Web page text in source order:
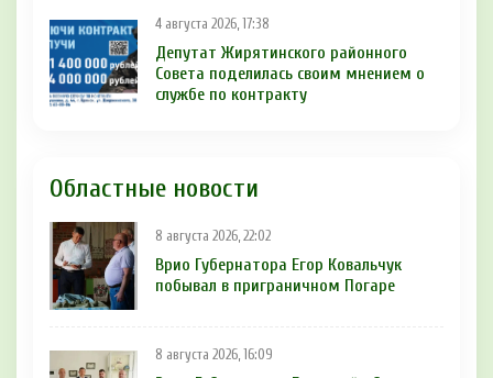
4 августа 2026, 17:38
Депутат Жирятинского районного
Совета поделилась своим мнением о
службе по контракту
Областные новости
8 августа 2026, 22:02
Врио Губернатора Егор Ковальчук
побывал в приграничном Погаре
8 августа 2026, 16:09